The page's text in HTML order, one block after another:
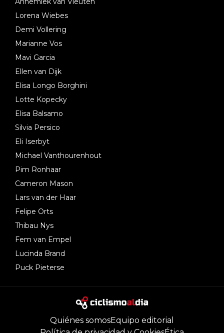
Lorena Wiebes
Demi Vollering
Marianne Vos
Mavi Garcia
Ellen van Dijk
Elisa Longo Borghini
Lotte Kopecky
Elisa Balsamo
Silvia Persico
Eli Iserbyt
Michael Vanthourenhout
Pim Ronhaar
Cameron Mason
Lars van der Haar
Felipe Orts
Thibau Nys
Fem van Empel
Lucinda Brand
Puck Pieterse
Quiénes somosEquipo editorial